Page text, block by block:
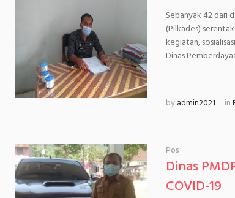
Sebanyak 42 dari
(Pilkades)
kegiatan,
Dinas
byadmin2021 in
Pos
Dinas
COVID-19